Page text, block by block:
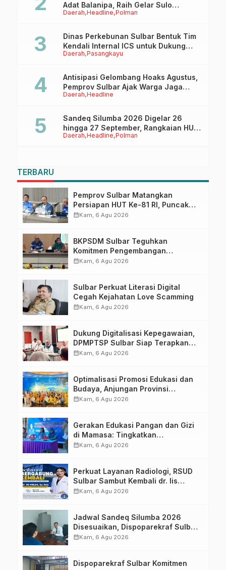
Daerah Headline Polman
Adat Balanipa, Raih Gelar Sulo
Tappidena
Daerah Pasangkayu
Dinas Perkebunan Sulbar Bentuk Tim
Kendali Internal ICS untuk Dukung
Sertifikasi ISPO Pekebun di
Daerah Headline
Antisipasi Gelombang Hoaks Agustus,
Pemprov Sulbar Ajak Warga Jaga
Ruang Digital
Daerah Headline Polman
Sandeq Silumba 2026 Digelar 26
hingga 27 September, Rangkaian HUT
Sulbar
TERBARU
Pemprov Sulbar Matangkan
Persiapan HUT Ke-81 RI, Puncak
Upacara di Lapangan Ahmad
calendar_monthKam, 6 Agu 2026
BKPSDM Sulbar Teguhkan
Komitmen Pengembangan
Kompetensi ASN melalui
calendar_monthKam, 6 Agu 2026
Sulbar Perkuat Literasi Digital
Cegah Kejahatan Love Scamming
calendar_monthKam, 6 Agu 2026
Dukung Digitalisasi Kepegawaian,
DPMPTSP Sulbar Siap Terapkan
Aplikasi FLEKSI ASN
calendar_monthKam, 6 Agu 2026
Optimalisasi Promosi Edukasi dan
Budaya, Anjungan Provinsi
Sulawesi Barat Perkuat Kolaborasi
calendar_monthKam, 6 Agu 2026
Gerakan Edukasi Pangan dan Gizi
di Mamasa: Tingkatkan
Pengetahuan dan Keterampilan
calendar_monthKam, 6 Agu 2026
Perkuat Layanan Radiologi, RSUD
Sulbar Sambut Kembali dr. Iis
Imelda, Sp.Rad
calendar_monthKam, 6 Agu 2026
Jadwal Sandeq Silumba 2026
Disesuaikan, Dispoparekraf Sulbar
Pastikan Persiapan Tetap
calendar_monthKam, 6 Agu 2026
Dispoparekraf Sulbar Komitmen